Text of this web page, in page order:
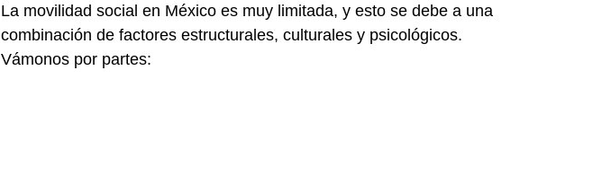
La movilidad social en México es muy limitada, y esto se debe a una
combinación de factores estructurales, culturales y psicológicos.
Vámonos por partes: